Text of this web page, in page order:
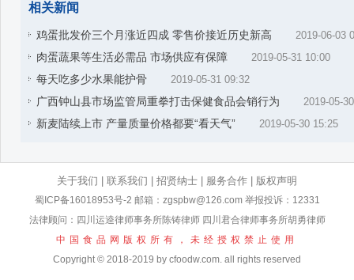
相关新闻
鸡蛋批发价三个月涨近四成 零售价接近历史新高 2019-06-03
肉蛋蔬果等生活必需品 市场供应有保障 2019-05-31 10:00
每天吃多少水果能护骨 2019-05-31 09:32
广西钟山县市场监管局重拳打击保健食品会销行为 2019-05-
新麦陆续上市 产量质量价格都要“看天气” 2019-05-30 15:25
关于我们 联系我们 招贤纳士 服务合作 版权声明
蜀ICP备16018953号-2 邮箱：zgspbw@126.com 举报投诉：12331
法律顾问：四川运逵律师事务所陈铸律师 四川君合律师事务所胡勇律师
中国食品网版权所有，未经授权禁止使用
Copyright © 2018-2019 by cfoodw.com. all rights reserved